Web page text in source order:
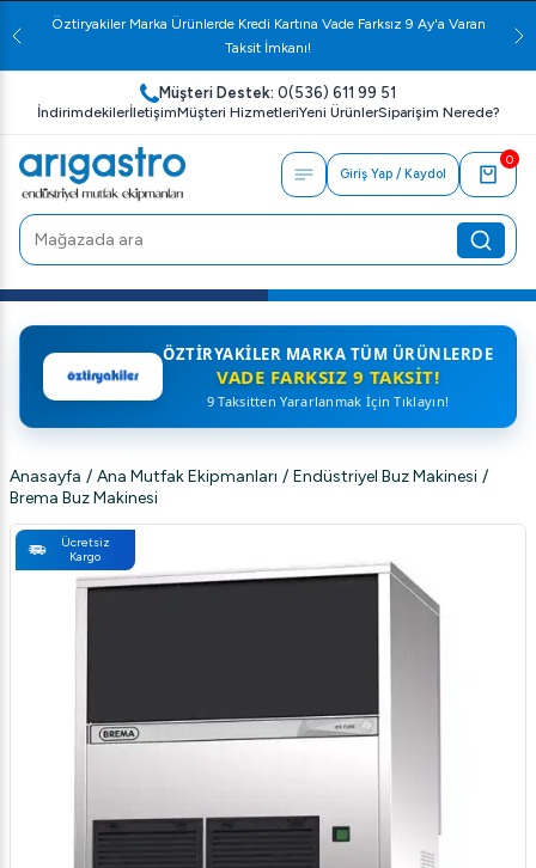
Öztiryakiler Marka Ürünlerde Kredi Kartına Vade Farksız 9 Ay'a Varan
Taksit İmkanı!
Müşteri Destek: 0(536) 611 99 51
İndirimdekilerİletişimMüşteri HizmetleriYeni ÜrünlerSiparişim Nerede?
Giriş Yap / Kaydol
0
ÖZTIRYAKILER MARKA TÜM ÜRÜNLERDE
VADE FARKSIZ 9 TAKSIT!
9 Taksitten Yararlanmak İçin Tıklayın!
Anasayfa / Ana Mutfak Ekipmanları / Endüstriyel Buz Makinesi /
Brema Buz Makinesi
Ücretsiz
Kargo